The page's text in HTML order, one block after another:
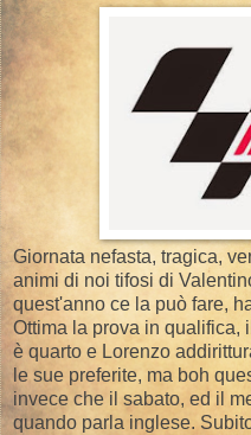
Giornata nefasta, tragica,
animi di noi tifosi di
quest'anno ce la può fare,
Ottima la prova in qualifica,
è quarto e Lorenzo
le sue preferite, ma boh
invece che il sabato, ed il
quando parla inglese.